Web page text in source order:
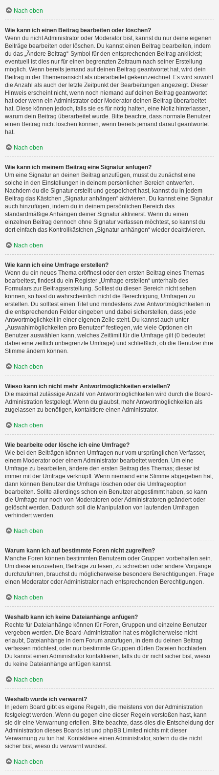
Nach oben
Wie kann ich einen Beitrag bearbeiten oder löschen?
Wenn du nicht Administrator oder Moderator bist, kannst du nur deine eigenen
Beiträge bearbeiten oder löschen. Du kannst einen Beitrag bearbeiten, indem
du das „Ändere Beitrag“-Symbol für den entsprechenden Beitrag anklickst;
eventuell ist dies nur für einen begrenzten Zeitraum nach seiner Erstellung
möglich. Wenn bereits jemand auf deinen Beitrag geantwortet hat, wird dein
Beitrag in der Themenansicht als überarbeitet gekennzeichnet. Es wird sowohl
die Anzahl als auch der letzte Zeitpunkt der Bearbeitungen angezeigt. Dieser
Hinweis erscheint nicht, wenn noch niemand auf deinen Beitrag geantwortet
hat oder wenn ein Administrator oder Moderator deinen Beitrag überarbeitet
hat. Diese können jedoch, falls sie es für nötig halten, eine Notiz hinterlassen,
warum dein Beitrag überarbeitet wurde. Bitte beachte, dass normale Benutzer
einen Beitrag nicht löschen können, wenn bereits jemand darauf geantwortet
hat.
Nach oben
Wie kann ich meinem Beitrag eine Signatur anfügen?
Um eine Signatur an deinen Beitrag anzufügen, musst du zunächst eine
solche in den Einstellungen in deinem persönlichen Bereich entwerfen.
Nachdem du die Signatur erstellt und gespeichert hast, kannst du in jedem
Beitrag das Kästchen „Signatur anhängen“ aktivieren. Du kannst eine Signatur
auch hinzufügen, indem du in deinem persönlichen Bereich das
standardmäßige Anhängen deiner Signatur aktivierst. Wenn du einen
einzelnen Beitrag dennoch ohne Signatur verfassen möchtest, so kannst du
dort einfach das Kontrollkästchen „Signatur anhängen“ wieder deaktivieren.
Nach oben
Wie kann ich eine Umfrage erstellen?
Wenn du ein neues Thema eröffnest oder den ersten Beitrag eines Themas
bearbeitest, findest du ein Register „Umfrage erstellen“ unterhalb des
Formulars zur Beitragserstellung. Solltest du diesen Bereich nicht sehen
können, so hast du wahrscheinlich nicht die Berechtigung, Umfragen zu
erstellen. Du solltest einen Titel und mindestens zwei Antwortmöglichkeiten in
die entsprechenden Felder eingeben und dabei sicherstellen, dass jede
Antwortmöglichkeit in einer eigenen Zeile steht. Du kannst auch unter
„Auswahlmöglichkeiten pro Benutzer“ festlegen, wie viele Optionen ein
Benutzer auswählen kann, welches Zeitlimit für die Umfrage gilt (0 bedeutet
dabei eine zeitlich unbegrenzte Umfrage) und schließlich, ob die Benutzer ihre
Stimme ändern können.
Nach oben
Wieso kann ich nicht mehr Antwortmöglichkeiten erstellen?
Die maximal zulässige Anzahl von Antwortmöglichkeiten wird durch die Board-
Administration festgelegt. Wenn du glaubst, mehr Antwortmöglichkeiten als
zugelassen zu benötigen, kontaktiere einen Administrator.
Nach oben
Wie bearbeite oder lösche ich eine Umfrage?
Wie bei den Beiträgen können Umfragen nur vom ursprünglichen Verfasser,
einem Moderator oder einem Administrator bearbeitet werden. Um eine
Umfrage zu bearbeiten, ändere den ersten Beitrag des Themas; dieser ist
immer mit der Umfrage verknüpft. Wenn niemand eine Stimme abgegeben hat,
dann können Benutzer die Umfrage löschen oder die Umfrageoption
bearbeiten. Sollte allerdings schon ein Benutzer abgestimmt haben, so kann
die Umfrage nur noch von Moderatoren oder Administratoren geändert oder
gelöscht werden. Dadurch soll die Manipulation von laufenden Umfragen
verhindert werden.
Nach oben
Warum kann ich auf bestimmte Foren nicht zugreifen?
Manche Foren können bestimmten Benutzern oder Gruppen vorbehalten sein.
Um diese einzusehen, Beiträge zu lesen, zu schreiben oder andere Vorgänge
durchzuführen, brauchst du möglicherweise besondere Berechtigungen. Frage
einen Moderator oder Administrator nach entsprechenden Berechtigungen.
Nach oben
Weshalb kann ich keine Dateianhänge anfügen?
Rechte für Dateianhänge können für Foren, Gruppen und einzelne Benutzer
vergeben werden. Die Board-Administration hat es möglicherweise nicht
erlaubt, Dateianhänge in dem Forum anzufügen, in dem du deinen Beitrag
verfassen möchtest, oder nur bestimmte Gruppen dürfen Dateien hochladen.
Du kannst einen Administrator kontaktieren, falls du dir nicht sicher bist, wieso
du keine Dateianhänge anfügen kannst.
Nach oben
Weshalb wurde ich verwarnt?
In jedem Board gibt es eigene Regeln, die meistens von der Administration
festgelegt werden. Wenn du gegen eine dieser Regeln verstoßen hast, kann
sie dir eine Verwarnung erteilen. Bitte beachte, dass dies die Entscheidung der
Administration dieses Boards ist und phpBB Limited nichts mit dieser
Verwarnung zu tun hat. Kontaktiere einen Administrator, sofern du die nicht
sicher bist, wieso du verwarnt wurdest.
Nach oben